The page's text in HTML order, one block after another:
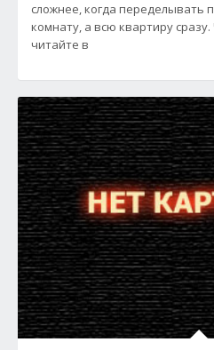
сложнее, когда переделывать
комнату, а всю квартиру сразу.
читайте в